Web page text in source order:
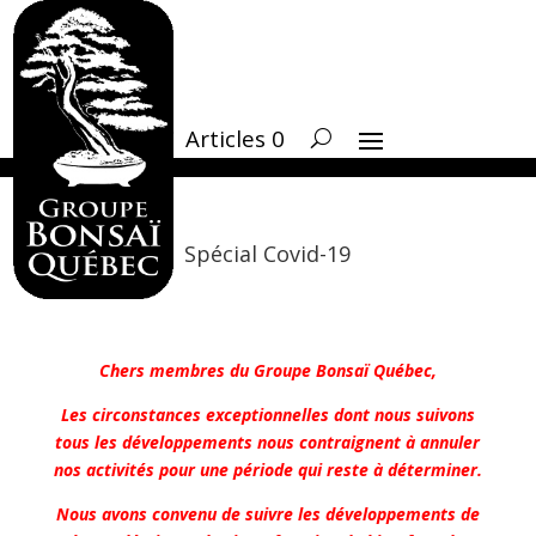
Articles 0
Spécial Covid-19
Chers membres du Groupe Bonsaï Québec,
Les circonstances exceptionnelles dont nous suivons
tous les développements nous contraignent à annuler
nos activités pour une période qui reste à déterminer.
Nous avons convenu de suivre les développements de